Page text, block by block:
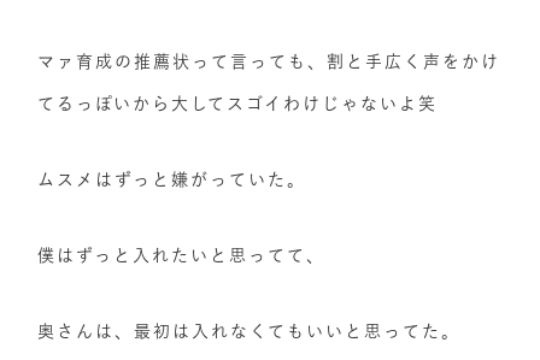
マァ育成の推薦状って言っても、割と手広く声をかけ
てるっぽいから大してスゴイわけじゃないよ笑
ムスメはずっと嫌がっていた。
僕はずっと入れたいと思ってて、
奥さんは、最初は入れなくてもいいと思ってた。